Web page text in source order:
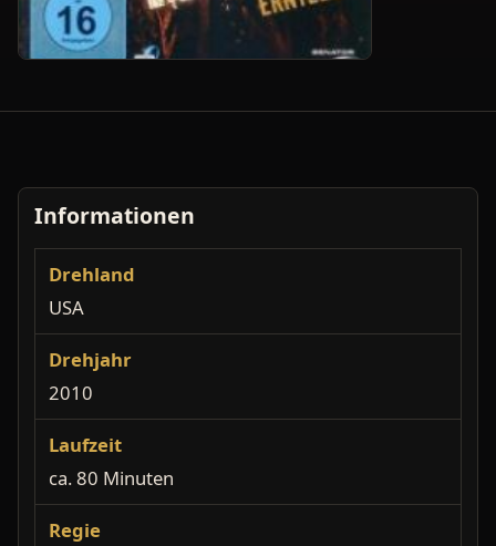
Informationen
Drehland
USA
Drehjahr
2010
Laufzeit
ca. 80 Minuten
Regie